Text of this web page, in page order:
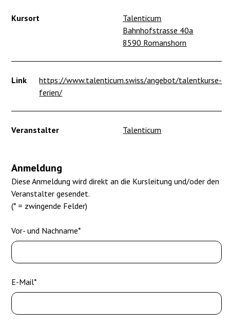
Kursort
Talenticum
Bahnhofstrasse 40a
8590 Romanshorn
Link
https://www.talenticum.swiss/angebot/talentkurse-
ferien/
Veranstalter Talenticum
Anmeldung
Diese Anmeldung wird direkt an die Kursleitung und/oder den
Veranstalter gesendet.
(* = zwingende Felder)
Vor- und Nachname*
E-Mail*